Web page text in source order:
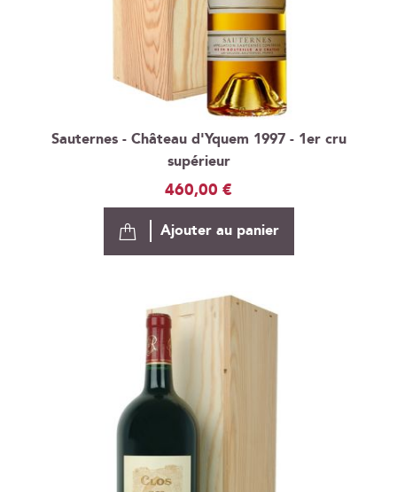
Sauternes - Château d'Yquem 1997 - 1er cru
supérieur
460,00 €
Ajouter au panier